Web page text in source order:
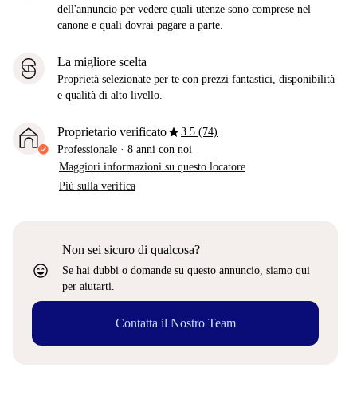
dell'annuncio per vedere quali utenze sono comprese nel
canone e quali dovrai pagare a parte.
La migliore scelta
Proprietà selezionate per te con prezzi fantastici, disponibilità
e qualità di alto livello.
Proprietario verificatostar3.5 (74)
Professionale · 8 anni con noi
Maggiori informazioni su questo locatore
Più sulla verifica
sentiment_very_satisfied
Non sei sicuro di qualcosa?
Se hai dubbi o domande su questo annuncio, siamo qui
per aiutarti.
Contatta il Nostro Team